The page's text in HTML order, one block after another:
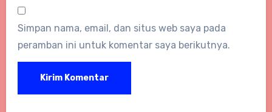
Simpan nama, email, dan situs web saya pada
peramban ini untuk komentar saya berikutnya.